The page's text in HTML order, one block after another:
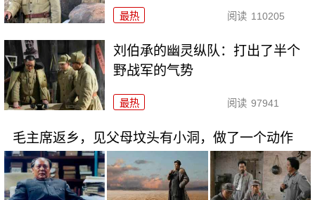
最热 阅读 110205
刘伯承的幽灵纵队：打出了半个
野战军的气势
最热 阅读 97941
毛主席返乡，见父母坟头有小洞，做了一个动作